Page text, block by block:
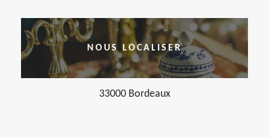
NOUS LOCALISER
33000 Bordeaux